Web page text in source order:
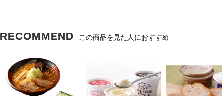
RECOMMEND この商品を見た人におすすめ